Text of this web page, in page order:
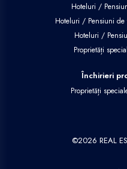
Hoteluri /
Hoteluri / Pensiuni
Hoteluri /
Proprietăți
Închirieri
Proprietăți
©2026 REAL